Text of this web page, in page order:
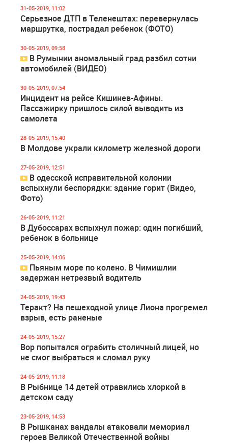
31-05-2019, 11:02
Серьезное ДТП в Теленештах: перевернулась
маршрутка, пострадал ребенок (ФОТО)
30-05-2019, 09:58
В Румынии аномальный град разбил сотни
автомобилей (ВИДЕО)
30-05-2019, 07:54
Инцидент на рейсе Кишинев-Афины.
Пассажирку пришлось силой выводить из
самолета
28-05-2019, 15:40
В Молдове украли километр железной дороги
27-05-2019, 12:51
В одесской исправительной колонии
вспыхнули беспорядки: здание горит (Видео,
Фото)
26-05-2019, 11:21
В Дубоссарах вспыхнул пожар: один погибший,
ребенок в больнице
25-05-2019, 14:06
Пьяным море по колено. В Чимишлии
задержан нетрезвый водитель
24-05-2019, 19:43
Теракт? На пешеходной улице Лиона прогремел
взрыв, есть раненые
24-05-2019, 15:27
Вор попытался ограбить столичный лицей, но
не смог выбраться и сломал руку
24-05-2019, 11:18
В Рыбнице 14 детей отравились хлоркой в
детском саду
23-05-2019, 14:53
В Рышканах вандалы атаковали мемориал
героев Великой Отечественной войны